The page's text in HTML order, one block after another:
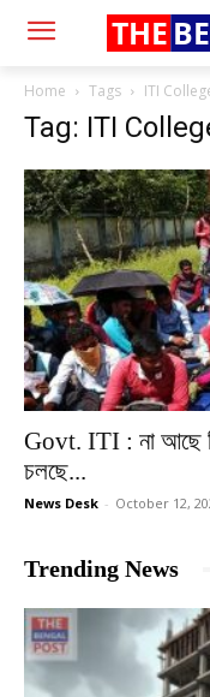
THE
Home Tags ITI
Tag: ITI
Govt. ITI : না আছে
চলছে...
News Desk - October 12,
Trending News